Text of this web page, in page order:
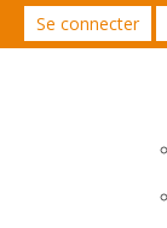
Se connecter